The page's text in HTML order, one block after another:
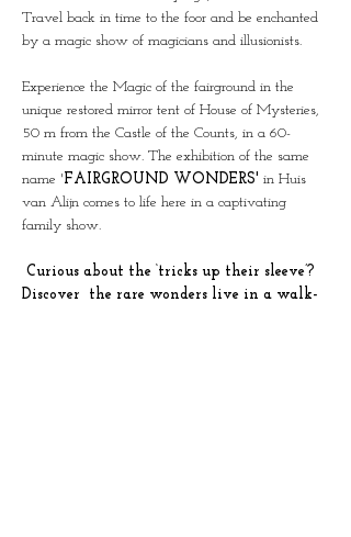
Travel back in time to the foor and be enchanted
by a magic show of magicians and illusionists.
Experience the Magic of the fairground in the
unique restored mirror tent of House of Mysteries,
50 m from the Castle of the Counts, in a 60-
minute magic show. The exhibition of the same
name 'FAIRGROUND WONDERS' in Huis
van Alijn comes to life here in a captivating
family show.
Discover  the rare wonders live in a walk-